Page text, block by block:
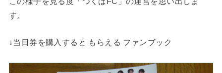
す。
↓当日券を購入すると もらえる ファンブック